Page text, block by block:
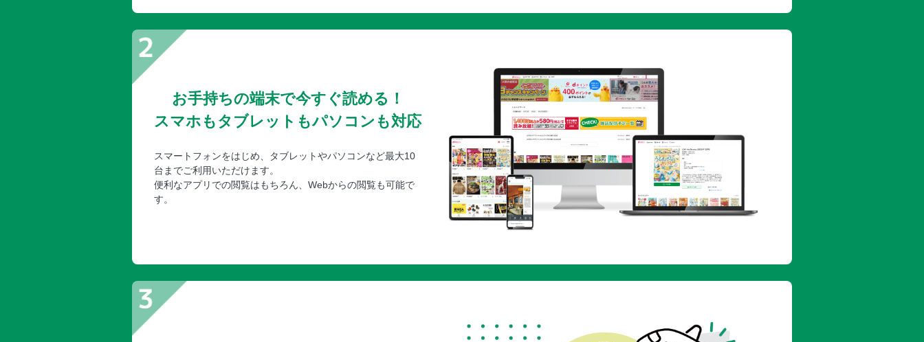
お手持ちの端末で今すぐ読める！
スマホもタブレットもパソコンも対応
スマートフォンをはじめ、タブレットやパソコンなど最大10
台までご利用いただけます。
便利なアプリでの閲覧はもちろん、Webからの閲覧も可能で
す。